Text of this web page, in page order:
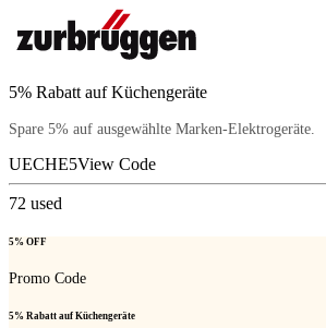
5% Rabatt auf Küchengeräte
Spare 5% auf ausgewählte Marken-Elektrogeräte.
UECHE5View Code
72 used
5% OFF
Promo Code
5% Rabatt auf Küchengeräte